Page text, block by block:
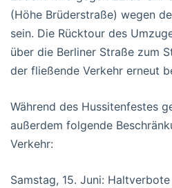
(Höhe Brüderstraße) wegen
sein. Die Rücktour des
über die Berliner Straße zum
der fließende Verkehr erneut
Während des Hussitenfestes
außerdem folgende
Verkehr:
Samstag, 15. Juni: